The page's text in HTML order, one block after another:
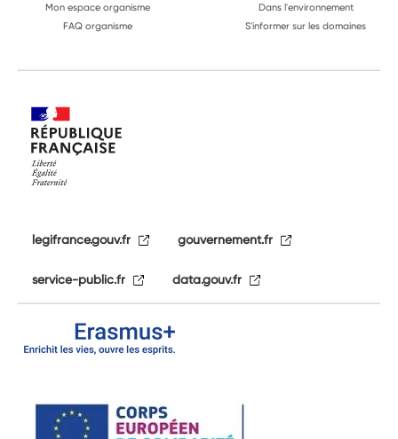
Mon espace organisme
FAQ organisme
Dans l'environnement
S'informer sur les domaines
legifrance.gouv.fr gouvernement.fr
service-public.fr data.gouv.fr